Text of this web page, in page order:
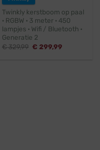
Twinkly kerstboom op paal
· RGBW · 3 meter · 450
lampjes · Wifi / Bluetooth ·
Generatie 2
€329,99 Oorspronkelijke
€ 299,99